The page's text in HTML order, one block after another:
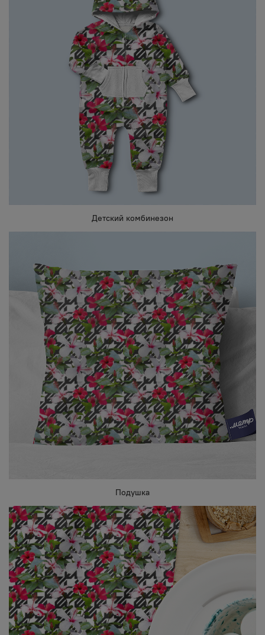
Детский комбинезон
Подушка